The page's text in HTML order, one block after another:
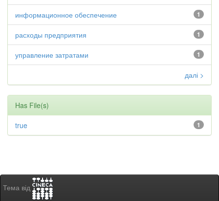
1
информационное обеспечение
1
расходы предприятия
1
управление затратами
далі >
Has File(s)
1
true
Тема від